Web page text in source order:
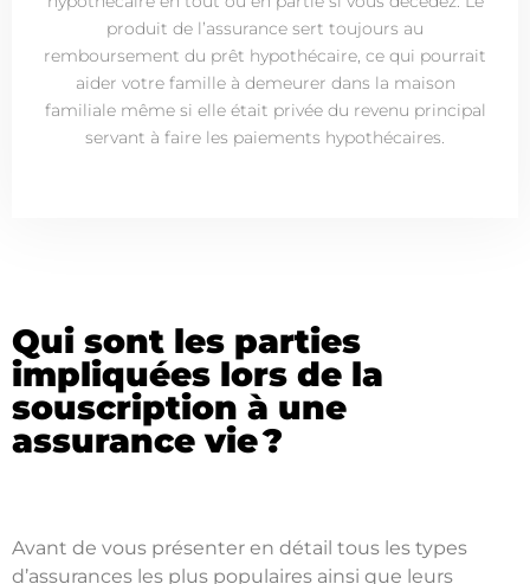
produit de l’assurance sert toujours au
remboursement du prêt hypothécaire, ce qui pourrait
aider votre famille à demeurer dans la maison
familiale même si elle était privée du revenu principal
servant à faire les paiements hypothécaires.
Qui sont les parties
impliquées lors de la
souscription à une
assurance vie ?
Avant de vous présenter en détail tous les types
d’assurances les plus populaires ainsi que leurs